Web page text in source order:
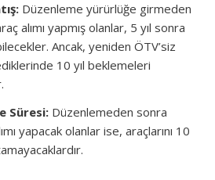
Düzenleme yürürlüğe girmeden
alımı yapmış olanlar, 5 yıl sonra
Ancak, yeniden ÖTV’siz
10 yıl beklemeleri
Süresi: Düzenlemeden sonra
yapacak olanlar ise, araçlarını 10